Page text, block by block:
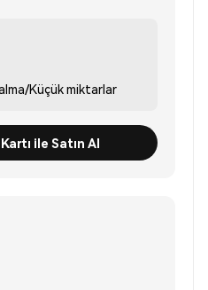
Küçük miktarlar
ile Satın Al